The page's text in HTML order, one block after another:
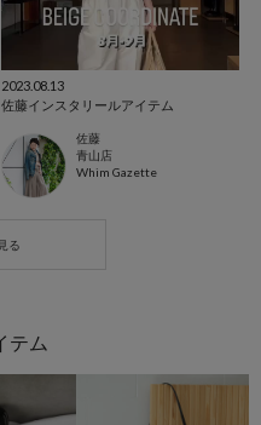
2023.08.13
佐藤インスタリールアイテム
佐藤
青山店
Whim Gazette